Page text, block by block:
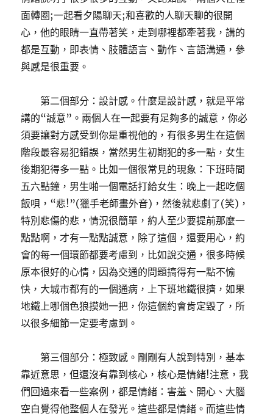
面轉圈;一起看夕陽聊天;和喜歡的人聊天聊的很開
心，他的眼睛一直帶著笑，走到哪裡都牽著我，講的
都是互動，即表情、肢體語言、動作、言語溝通，參
與感是很重要。
第二個部分：設計感。什麼是設計感，就是平常
講的“誠意”。兩個人在一起要有足夠多的誠意，你必
須要讓對方感受到你是重視他的，有很多男生在這個
階段最容易犯錯誤，當然男生初期犯的多一點，女生
後期犯得多一點。比如一個很常見的現象：下班時間
五六點鐘，男生啪一個電話打給女生：晚上一起吃個
飯唄，“悲!”(獵手老師畫外音)，然後就悲劇了(笑)，
特別悲傷的悲，情況很簡單，約人至少要提前那麼一
點點啊，才有一點點誠意，除了這個，還要用心，約
會的每一個環節都要考慮到，比如說交通，很多時候
原本很好的心情，因為交通的問題搞得有一點不愉
快，大城市都有的一個通病，上下班地鐵很擠，如果
地鐵上哪個色狼摸她一把，你這個約會肯定毀了，所
以很多細節一定要考慮到。
第三個部分：極致感。剛剛有人說到特別，基本
靠近意思，但還沒有靠到核心，核心是情緒!注意，我
們回過來看一些案例，都是情緒：害羞、開心、大腦
空白覺得他整個人在發光。這些都是情緒。而這些情